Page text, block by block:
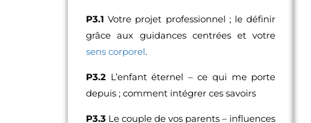
P3.1Votre projet professionnel ; le définir
grâce aux guidances centrées et votre
sens corporel.
P3.2 L’enfant éternel – ce qui me porte
depuis ; comment intégrer ces savoirs
P3.3 Le couple de vos parents – influences